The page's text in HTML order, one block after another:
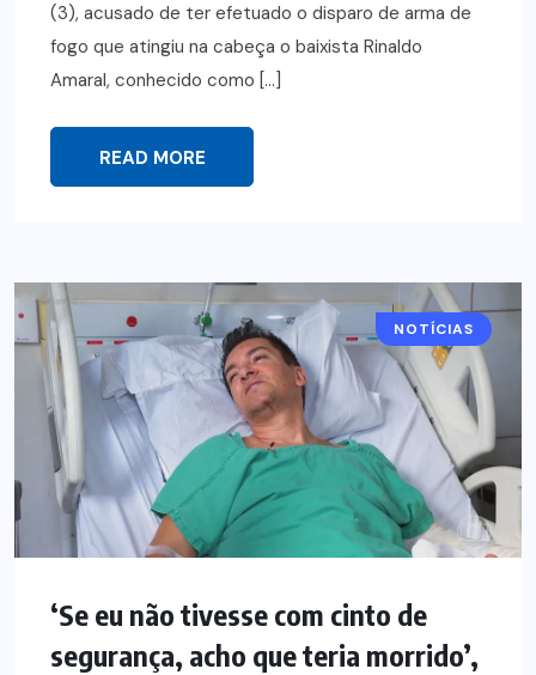
(3), acusado de ter efetuado o disparo de arma de
fogo que atingiu na cabeça o baixista Rinaldo
Amaral, conhecido como […]
READ MORE
NOTÍCIAS
‘Se eu não tivesse com cinto de
segurança, acho que teria morrido’,